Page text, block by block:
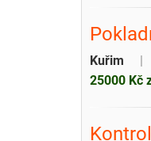
Kuřim
25000 Kč